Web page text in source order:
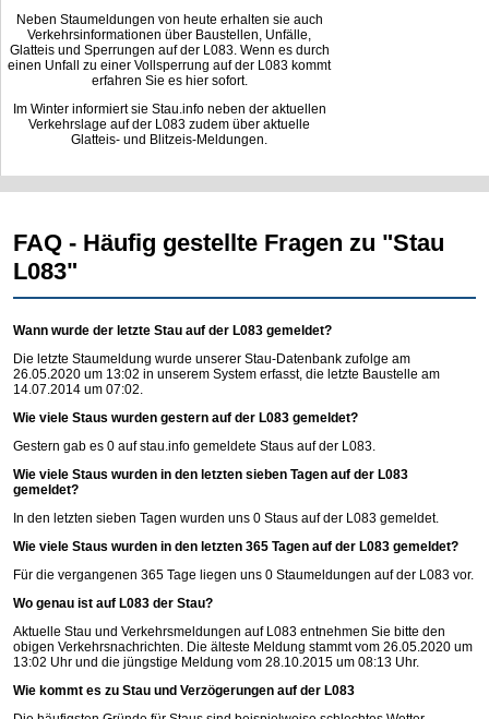
Neben Staumeldungen von heute erhalten sie auch
Verkehrsinformationen über Baustellen, Unfälle,
Glatteis und Sperrungen auf der L083. Wenn es durch
einen Unfall zu einer Vollsperrung auf der L083 kommt
erfahren Sie es hier sofort.
Im Winter informiert sie Stau.info neben der aktuellen
Verkehrslage auf der L083 zudem über aktuelle
Glatteis- und Blitzeis-Meldungen.
FAQ - Häufig gestellte Fragen zu "Stau
L083"
Wann wurde der letzte Stau auf der L083 gemeldet?
Die letzte Staumeldung wurde unserer Stau-Datenbank zufolge am
26.05.2020 um 13:02 in unserem System erfasst, die letzte Baustelle am
14.07.2014 um 07:02.
Wie viele Staus wurden gestern auf der L083 gemeldet?
Gestern gab es 0 aufstau.info gemeldete Staus auf der L083.
Wie viele Staus wurden in den letzten sieben Tagen auf der L083
gemeldet?
In den letzten sieben Tagen wurden uns 0 Staus auf der L083 gemeldet.
Wie viele Staus wurden in den letzten 365 Tagen auf der L083 gemeldet?
Für die vergangenen 365 Tage liegen uns 0 Staumeldungen auf der L083 vor.
Wo genau ist auf L083 der Stau?
Aktuelle Stau und Verkehrsmeldungen auf L083 entnehmen Sie bitte den
obigen Verkehrsnachrichten. Die älteste Meldung stammt vom 26.05.2020 um
13:02 Uhr und die jüngstige Meldung vom 28.10.2015 um 08:13 Uhr.
Wie kommt es zu Stau und Verzögerungen auf der L083